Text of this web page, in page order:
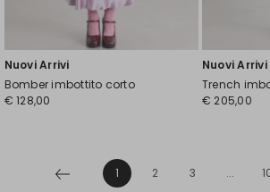
Nuovi Arrivi
Bomber imbottito corto
€ 128,00
Nuovi Arrivi
Trench
€ 205,00
1 2 3 ...